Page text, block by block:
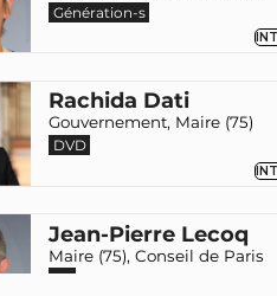
Génération-s
Rachida Dati
Gouvernement, Maire (75)
DVD
Jean-Pierre Lecoq
Maire (75), Conseil de Paris
LR